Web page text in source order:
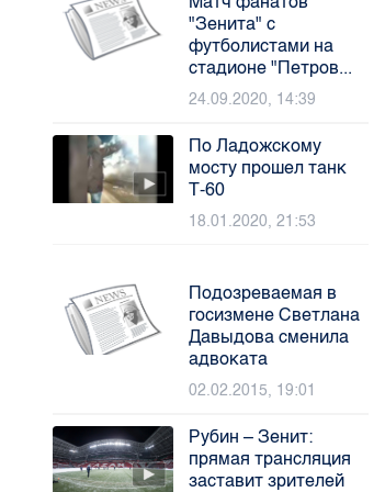
"Зенита" с
футболистами на
стадионе "Петров...
24.09.2020, 14:39
По Ладожскому
мосту прошел танк
Т-60
18.01.2020, 21:53
Подозреваемая в
госизмене Светлана
Давыдова сменила
адвоката
02.02.2015, 19:01
Рубин – Зенит:
прямая трансляция
заставит зрителей